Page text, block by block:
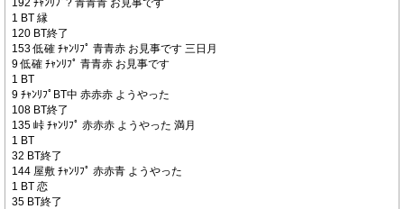
192 ﾁｬﾝﾘﾌﾟ? 青青青 お見事です
1 BT 縁
120 BT終了
153 低確 ﾁｬﾝﾘﾌﾟ 青青赤 お見事です 三日月
9 低確 ﾁｬﾝﾘﾌﾟ 青青赤 お見事です
1 BT
9 ﾁｬﾝﾘﾌﾟBT中 赤赤赤 ようやった
108 BT終了
135 峠 ﾁｬﾝﾘﾌﾟ 赤赤赤 ようやった 満月
1 BT
32 BT終了
144 屋敷 ﾁｬﾝﾘﾌﾟ 赤赤青 ようやった
1 BT 恋
35 BT終了